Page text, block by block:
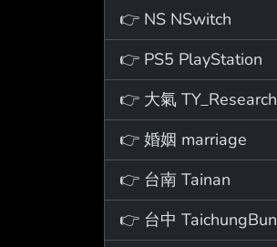
👉 NS NSwitch
👉 PS5 PlayStation
👉 大氣 TY_Research
👉 婚姻 marriage
👉 台南 Tainan
👉 台中 TaichungBun